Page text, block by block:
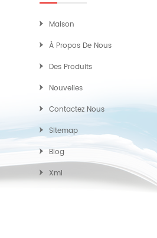
Maison
À Propos De Nous
Des Produits
Nouvelles
Contactez Nous
Sitemap
Blog
Xml